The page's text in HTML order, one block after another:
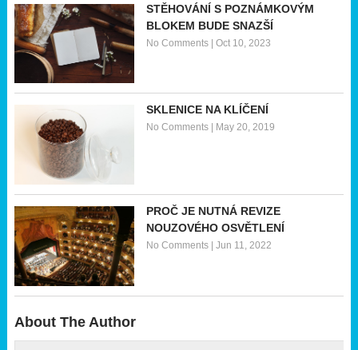
STĚHOVÁNÍ S POZNÁMKOVÝM
BLOKEM BUDE SNAZŠÍ
No Comments| Oct 10, 2023
SKLENICE NA KLÍČENÍ
No Comments| May 20, 2019
PROČ JE NUTNÁ REVIZE
NOUZOVÉHO OSVĚTLENÍ
No Comments| Jun 11, 2022
About The Author